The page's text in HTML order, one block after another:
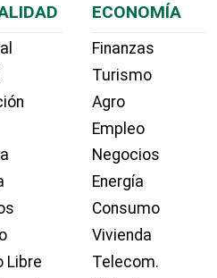
Libre
ECONOMÍA
Finanzas
Turismo
Agro
Empleo
Negocios
Energía
Consumo
Vivienda
Telecom.